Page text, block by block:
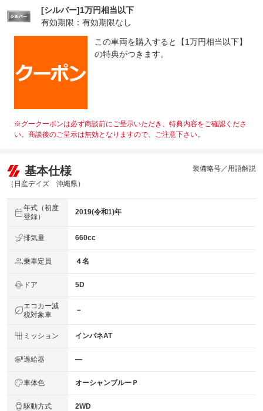
[シルバー]1万円相当以下
有効期限：有効期限なし
この車両を購入すると【1万円相当以下】
の特典がつきます。
※グークーポンは必ず商談前にご呈示いただき、特典内容をご確認くださ
い。商談後のご呈示は無効となりますので、ご注意下さい。
基本仕様
（日産デイズ 沖縄県）
装備略号／用語解説
年式（初度
登録）
2019(令和1)年
排気量 660cc
乗車定員 ４名
ドア 5D
エコカー減
税対象車
－
ミッション インパネAT
過給器 ―
車体色 オーシャンブルーＰ
駆動方式 2WD